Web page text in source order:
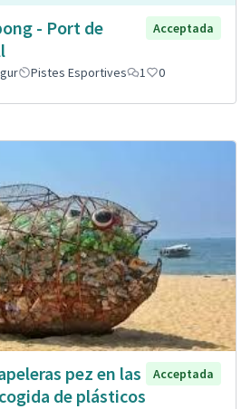
- Port de
Acceptada
Pistes Esportives 1 0
pez en las
de plásticos
Acceptada